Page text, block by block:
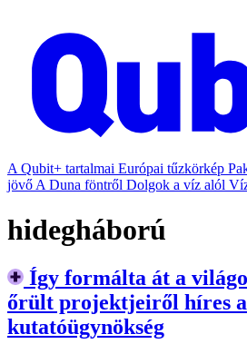
A Qubit+ tartalmai Európai tűzkörkép
jövő A Duna föntről Dolgok a víz alól
hidegháború
Így formálta át a
őrült projektjeiről híres
kutatóügynökség